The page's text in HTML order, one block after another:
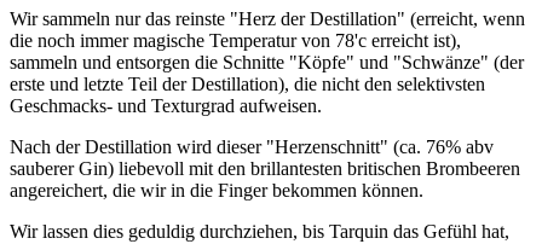
Wir sammeln nur das reinste "Herz der Destillation" (erreicht, wenn
die noch immer magische Temperatur von 78'c erreicht ist),
sammeln und entsorgen die Schnitte "Köpfe" und "Schwänze" (der
erste und letzte Teil der Destillation), die nicht den selektivsten
Geschmacks- und Texturgrad aufweisen.
Nach der Destillation wird dieser "Herzenschnitt" (ca. 76% abv
sauberer Gin) liebevoll mit den brillantesten britischen Brombeeren
angereichert, die wir in die Finger bekommen können.
Wir lassen dies geduldig durchziehen, bis Tarquin das Gefühl hat,